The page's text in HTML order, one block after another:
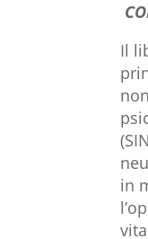
Il
in